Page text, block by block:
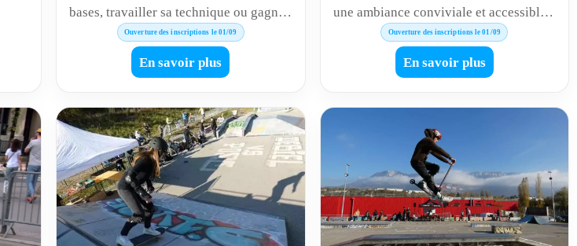
bases, travailler sa technique ou gagner
en assurance. Séances proposées
uniquement en septembre, octobre,
avril, mai et juin. Cours à l’unité ou
Ouverture des inscriptions le 01/09
En savoir plus
une ambiance conviviale et accessible à
tous les niveaux. Sport, détente et esprit
collectif au rendez-vous toute l’année.
Ouverture des inscriptions le 01/09
En savoir plus